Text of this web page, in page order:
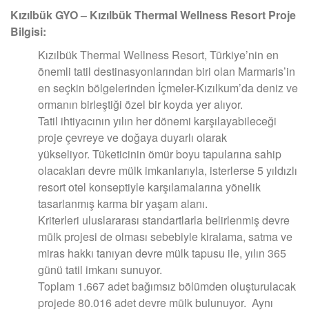
Kızılbük GYO – Kızılbük Thermal Wellness Resort Proje
Bilgisi:
Kızılbük Thermal Wellness Resort, Türkiye’nin en
önemli tatil destinasyonlarından biri olan Marmaris’in
en seçkin bölgelerinden İçmeler-Kızılkum’da deniz ve
ormanın birleştiği özel bir koyda yer alıyor.
Tatil ihtiyacının yılın her dönemi karşılayabileceği
proje çevreye ve doğaya duyarlı olarak
yükseliyor. Tüketicinin ömür boyu tapularına sahip
olacakları devre mülk imkanlarıyla, isterlerse 5 yıldızlı
resort otel konseptiyle karşılamalarına yönelik
tasarlanmış karma bir yaşam alanı.
Kriterleri uluslararası standartlarla belirlenmiş devre
mülk projesi de olması sebebiyle kiralama, satma ve
miras hakkı tanıyan devre mülk tapusu ile, yılın 365
günü tatil imkanı sunuyor.
Toplam 1.667 adet bağımsız bölümden oluşturulacak
projede 80.016 adet devre mülk bulunuyor. Aynı